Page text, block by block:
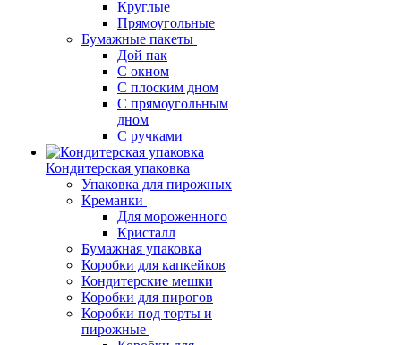
Круглые
Прямоугольные
Бумажные пакеты
Дой пак
С окном
С плоским дном
С прямоугольным
дном
С ручками
Кондитерская упаковка
Упаковка для пирожных
Креманки
Для мороженного
Кристалл
Бумажная упаковка
Коробки для капкейков
Кондитерские мешки
Коробки для пирогов
Коробки под торты и
пирожные